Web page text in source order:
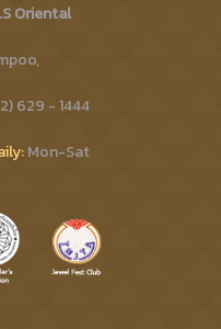
Oriental
629 - 1444
Mon-Sat